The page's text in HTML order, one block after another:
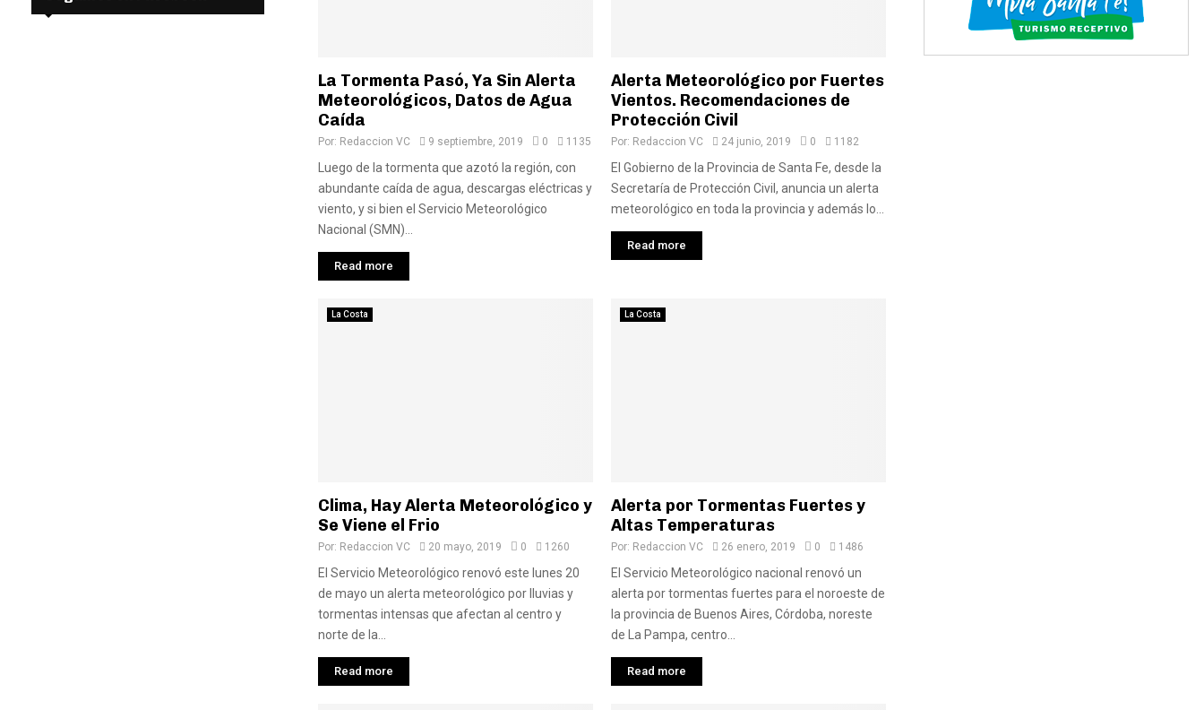
La Tormenta Pasó, Ya Sin Alerta
Meteorológicos, Datos de Agua
Caída
Por: Redaccion VC 9 septiembre, 2019 0 1135
Luego de la tormenta que azotó la región, con
abundante caída de agua, descargas eléctricas y
viento, y si bien el Servicio Meteorológico
Nacional (SMN)...
Read more
Alerta Meteorológico por Fuertes
Vientos. Recomendaciones de
Protección Civil
Por: Redaccion VC 24 junio, 2019 0 1182
El Gobierno de la Provincia de Santa Fe, desde la
Secretaría de Protección Civil, anuncia un alerta
meteorológico en toda la provincia y además lo...
Read more
La Costa
Clima, Hay Alerta Meteorológico y
Se Viene el Frio
Por: Redaccion VC 20 mayo, 2019 0 1260
El Servicio Meteorológico renovó este lunes 20
de mayo un alerta meteorológico por lluvias y
tormentas intensas que afectan al centro y
norte de la...
Read more
La Costa
Alerta por Tormentas Fuertes y
Altas Temperaturas
Por: Redaccion VC 26 enero, 2019 0 1486
El Servicio Meteorológico nacional renovó un
alerta por tormentas fuertes para el noroeste de
la provincia de Buenos Aires, Córdoba, noreste
de La Pampa, centro...
Read more